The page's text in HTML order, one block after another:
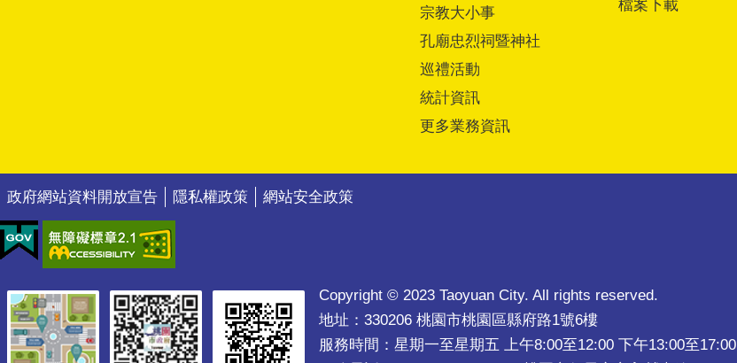
宗教大小事
孔廟忠烈祠暨神社
巡禮活動
統計資訊
更多業務資訊
檔案下載
政府網站資料開放宣告 隱私權政策 網站安全政策
Copyright © 2023 Taoyuan City. All rights reserved.
地址：330206 桃園市桃園區縣府路1號6樓
服務時間：星期一至星期五 上午8:00至12:00 下午13:00至17:00